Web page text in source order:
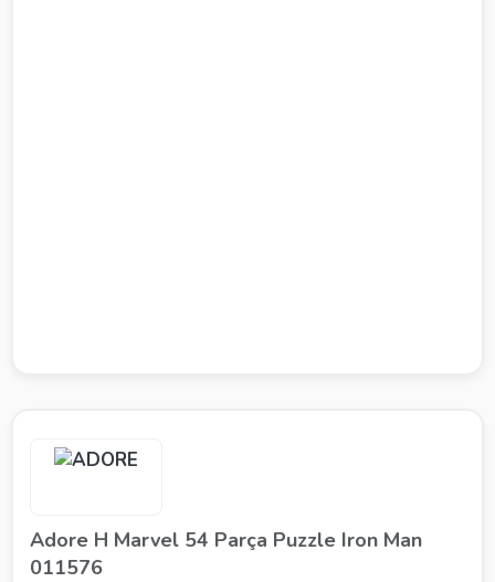
Adore H Marvel 54 Parça Puzzle Iron Man
011576